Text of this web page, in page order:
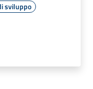
sviluppo